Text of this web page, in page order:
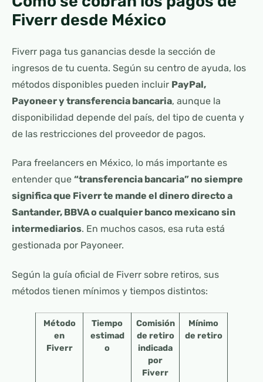
Fiverr desde México
Fiverr paga tus ganancias desde la sección de
ingresos de tu cuenta. Según su centro de ayuda, los
métodos disponibles pueden incluir PayPal,
Payoneer y transferencia bancaria, aunque la
disponibilidad depende del país, del tipo de cuenta y
de las restricciones del proveedor de pagos.
Para freelancers en México, lo más importante es
entender que “transferencia bancaria” no siempre
significa que Fiverr te mande el dinero directo a
Santander, BBVA o cualquier banco mexicano sin
intermediarios. En muchos casos, esa ruta está
gestionada por Payoneer.
Según la guía oficial de Fiverr sobre retiros, sus
métodos tienen mínimos y tiempos distintos:
Método
en
Fiverr
Tiempo
estimad
o
Comisión
de retiro
indicada
por
Fiverr
Mínimo
de retiro